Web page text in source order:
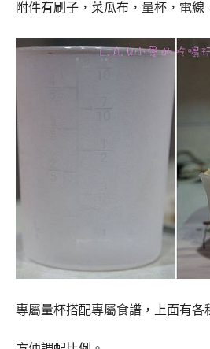
附件有刷子，菜瓜布，量杯，電線
專屬量杯搭配專屬食譜，上面有各